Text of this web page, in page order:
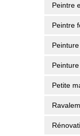
Peintre
Peintre
Petite